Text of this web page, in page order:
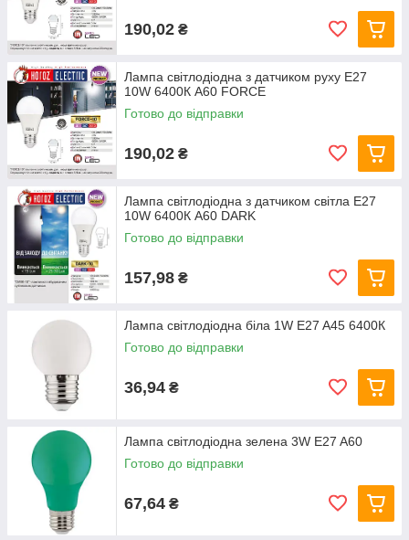
190,02 ₴
Лампа світлодіодна з датчиком руху E27
10W 6400К A60 FORCE
Готово до відправки
190,02 ₴
Лампа світлодіодна з датчиком світла E27
10W 6400К A60 DARK
Готово до відправки
157,98 ₴
Лампа світлодіодна біла 1W E27 A45 6400К
Готово до відправки
36,94 ₴
Лампа світлодіодна зелена 3W E27 A60
Готово до відправки
67,64 ₴